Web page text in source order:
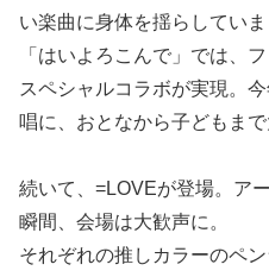
い楽曲に身体を揺らしていま
「はいよろこんで」では、
スペシャルコラボが実現。
唱に、おとなから子どもまで
続いて、=LOVEが登場。ア
瞬間、会場は大歓声に。
それぞれの推しカラーのペ